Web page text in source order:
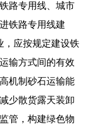
路专用线、城市
铁路专用线建
，应按规定建设铁
输方式间的有效
机制砂石运输能
少散货露天装卸
管，构建绿色物